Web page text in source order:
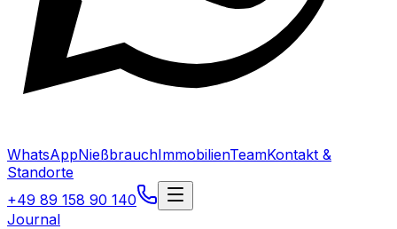
WhatsAppNießbrauchImmobilienTeamKontakt &
Standorte
+49 89 158 90 140
Journal